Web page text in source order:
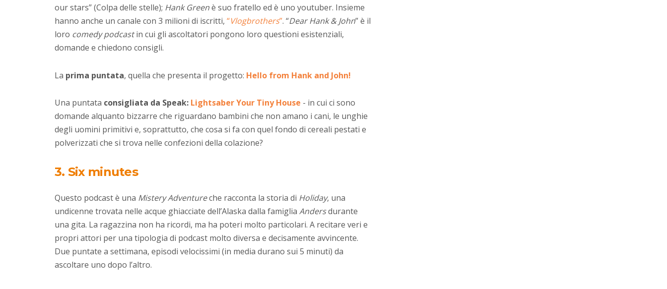
our stars” (Colpa delle stelle); Hank Greenè suo fratello ed è uno youtuber. Insieme
hanno anche un canale con 3 milioni di iscritti, “Vlogbrothers”. “Dear Hank & John” è il
loro comedy podcastin cui gli ascoltatori pongono loro questioni esistenziali,
domande e chiedono consigli.
La prima puntata, quella che presenta il progetto: Hello from Hank and John!
Una puntata consigliata da Speak: Lightsaber Your Tiny House - in cui ci sono
domande alquanto bizzarre che riguardano bambini che non amano i cani, le unghie
degli uomini primitivi e, soprattutto, che cosa si fa con quel fondo di cereali pestati e
polverizzati che si trova nelle confezioni della colazione?
3. Six minutes
Questo podcast è una Mistery Adventureche racconta la storia di Holiday, una
undicenne trovata nelle acque ghiacciate dell’Alaska dalla famiglia Andersdurante
una gita. La ragazzina non ha ricordi, ma ha poteri molto particolari. A recitare veri e
propri attori per una tipologia di podcast molto diversa e decisamente avvincente.
Due puntate a settimana, episodi velocissimi (in media durano sui 5 minuti) da
ascoltare uno dopo l’altro.